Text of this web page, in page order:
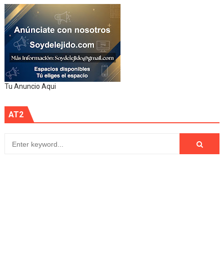
Tu Anuncio Aqui
AT2